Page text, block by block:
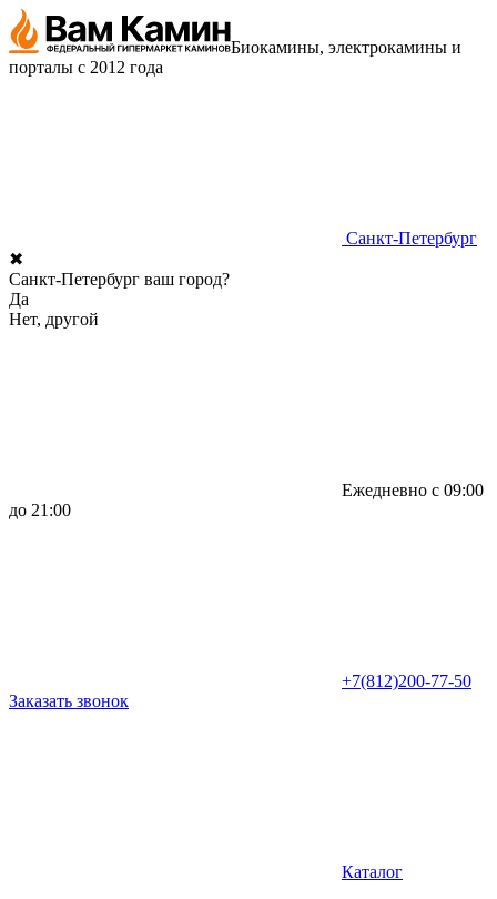
Биокамины, электрокамины и
порталы с 2012 года
Санкт-Петербург
✖
Санкт-Петербург ваш город?
Да
Нет, другой
Ежедневно с 09:00
до 21:00
+7(812)200-77-50
Заказать звонок
Каталог